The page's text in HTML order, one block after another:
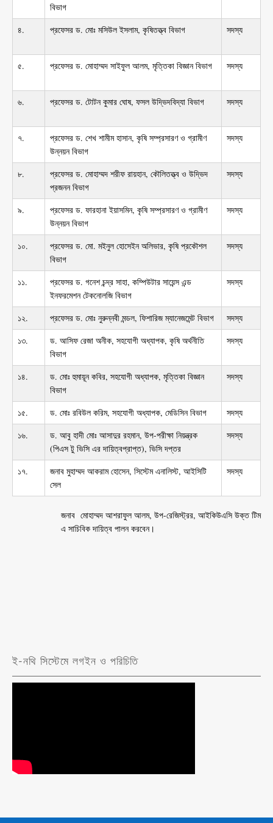
বিভাগ
৪. প্রফেসর ড. মোঃ মসিউল ইসলাম, কৃষিতত্ত্ব বিভাগ সদস্য
৫. প্রফেসর ড. মোহাম্মদ সাইফুল আলম, মৃত্তিকা বিজ্ঞান বিভাগ সদস্য
৬. প্রফেসর ড. টোটন কুমার ঘোষ, ফসল উদ্ভিদবিদ্যা বিভাগ সদস্য
৭.
প্রফেসর ড. শেখ শামীম হাসান, কৃষি সম্প্রসারণ ও গ্রামীণ
উন্নয়ন বিভাগ
সদস্য
৮.
প্রফেসর ড. মোহাম্মদ শরীফ রায়হান, কৌলিতত্ত্ব ও উদ্ভিদ
প্রজনন বিভাগ
সদস্য
৯.
প্রফেসর ড. ফারহানা ইয়াসমিন, কৃষি সম্প্রসারণ ও গ্রামীণ
উন্নয়ন বিভাগ
সদস্য
১০.
প্রফেসর ড. মো. মইনুল হোসেইন অলিভার, কৃষি প্রকৌশল
বিভাগ
সদস্য
১১.
প্রফেসর ড. গনেশ চন্দ্র সাহা, কম্পিউটার সায়েন্স এন্ড
ইনফরমেশন টেকনোলজি বিভাগ
সদস্য
১২. প্রফেসর ড. মোঃ নুরুন্নবী মন্ডল, ফিশারিজ ম্যানেজমেন্ট বিভাগ
সদস্য
১৩.
ড. আসিফ রেজা অনীক, সহযোগী অধ্যাপক, কৃষি অর্থনীতি
বিভাগ
সদস্য
১৪.
ড. মোঃ হুমায়ূন কবির, সহযোগী অধ্যাপক, মৃত্তিকা বিজ্ঞান
বিভাগ
সদস্য
১৫. ড. মোঃ রবিউল করিম, সহযোগী অধ্যাপক, মেডিসিন বিভাগ
সদস্য
১৬.
ড. আবু হাদী মোঃ আসাদুর রহমান, উপ-পরীক্ষা নিয়ন্ত্রক
(পিএস টু ভিসি এর দায়িত্বপ্রাপ্ত), ভিসি দপ্তর
সদস্য
১৭.
জনাব মুহাম্মদ আকরাম হোসেন, সিস্টেম এনালিস্ট, আইসিটি
সেল
সদস্য
জনাব মোহাম্মদ আশরাফুল আলম, উপ-রেজিস্ট্রর, আইকিউএসি উক্ত টিম
এ সাচিবিক দায়িত্ব পালন করবেন।
ই-নথি সিস্টেমে লগইন ও পরিচিতি